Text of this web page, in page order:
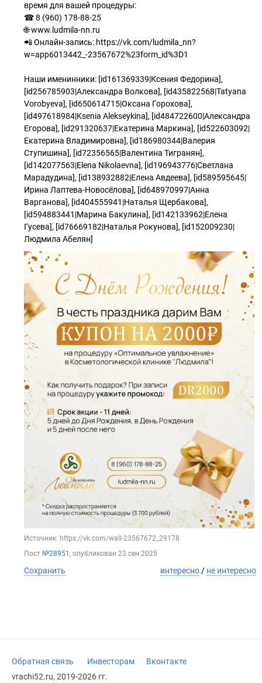
время для вашей процедуры:
☎ 8 (960) 178-88-25
🌐 www.ludmila-nn.ru
📲 Онлайн-запись: https://vk.com/ludmila_nn?
w=app6013442_-23567672%23form_id%3D1
Наши именинники: [id161369339|Ксения Федорина],
[id256785903|Александра Волкова], [id435822568|Tatyana
Vorobyeva], [id650614715|Оксана Горохова],
[id497618984|Ksenia Alekseykina], [id484722600|Александра
Егорова], [id291320637|Екатерина Маркина], [id522603092|
Екатерина Владимировна], [id186980344|Валерия
Ступишина], [id72356565|Валентина Тигранян],
[id142077563|Elena Nikolaevna], [id196943776|Светлана
Марадудина], [id138932882|Елена Авдеева], [id589595645|
Ирина Лаптева-Новосёлова], [id648970997|Анна
Варганова], [id404555941|Наталья Щербакова],
[id594883441|Марина Бакулина], [id142133962|Елена
Гусева], [id76669182|Наталья Рокунова], [id152009230|
Людмила Абелян]
Источник: https://vk.com/wall-23567672_29178
Пост №28951 , опубликован 23 сен 2025
Сохранить интересно / не интересно
Обратная связь Инвесторам
Вконтакте
vrachi52.ru, 2019-2026 гг.